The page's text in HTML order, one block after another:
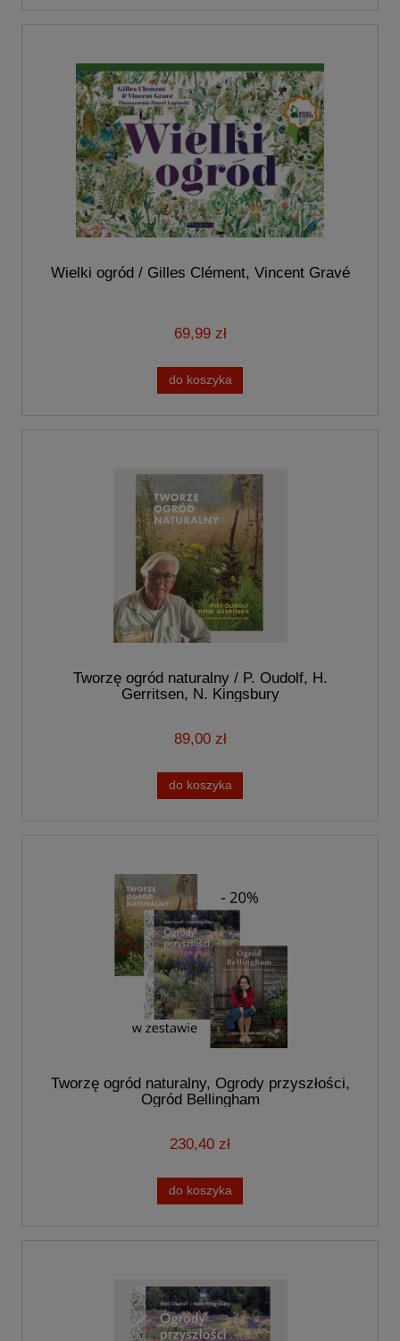
Wielki ogród / Gilles Clément, Vincent Gravé
69,99 zł
do koszyka
Tworzę ogród naturalny / P. Oudolf, H.
Gerritsen, N. Kingsbury
89,00 zł
do koszyka
Tworzę ogród naturalny, Ogrody przyszłości,
Ogród Bellingham
230,40 zł
do koszyka